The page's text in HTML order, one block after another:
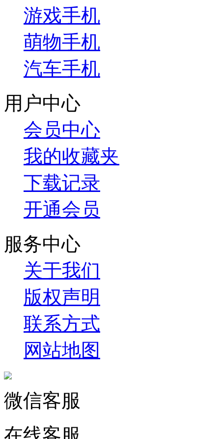
游戏手机
萌物手机
汽车手机
用户中心
会员中心
我的收藏夹
下载记录
开通会员
服务中心
关于我们
版权声明
联系方式
网站地图
微信客服
在线客服